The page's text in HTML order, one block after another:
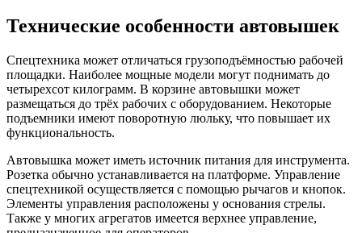
Технические особенности автовышек
Спецтехника может отличаться грузоподъёмностью рабочей
площадки. Наиболее мощные модели могут поднимать до
четырехсот килограмм. В корзине автовышки может
размещаться до трёх рабочих с оборудованием. Некоторые
подъемники имеют поворотную люльку, что повышает их
функциональность.
Автовышка может иметь источник питания для инструмента.
Розетка обычно устанавливается на платформе. Управление
спецтехникой осуществляется с помощью рычагов и кнопок.
Элементы управления расположены у основания стрелы.
Также у многих агрегатов имеется верхнее управление,